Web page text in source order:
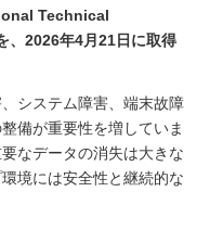
Technical
、2026年4月21日に取得
システム障害、端末故障
備が重要性を増していま
なデータの消失は大きな
境には安全性と継続的な